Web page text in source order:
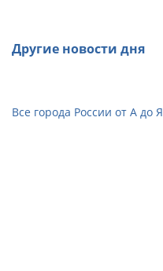
Другие новости дня
Все города России от А до Я